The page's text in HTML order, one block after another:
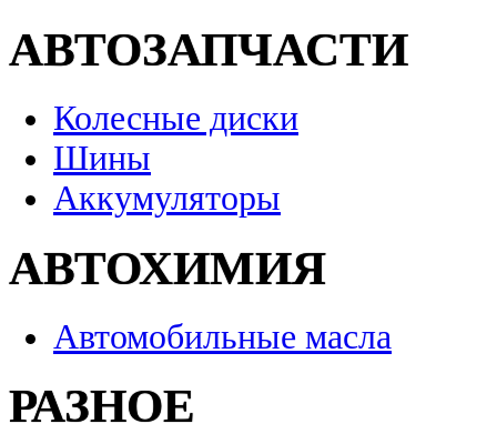
АВТОЗАПЧАСТИ
Колесные диски
Шины
Аккумуляторы
АВТОХИМИЯ
Автомобильные масла
РАЗНОЕ